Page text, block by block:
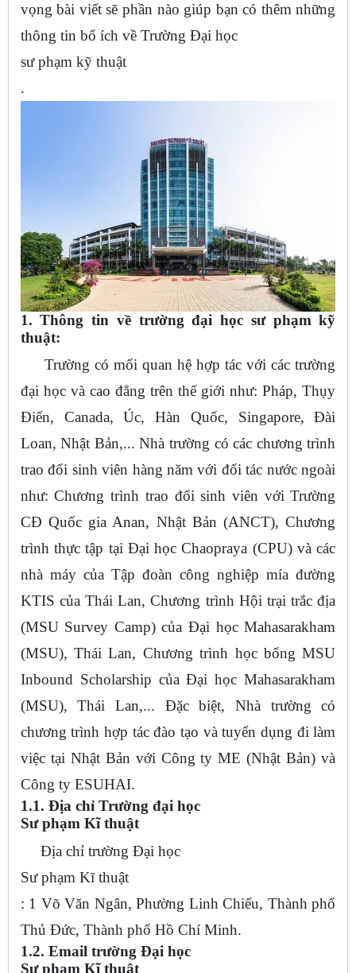
vọng bài viết sẽ phần nào giúp bạn có thêm những
thông tin bổ ích về Trường Đại học
sư phạm kỹ thuật
.
1. Thông tin về trường đại học sư phạm kỹ
thuật:
Trường có mối quan hệ hợp tác với các trường
đại học và cao đẳng trên thế giới như: Pháp, Thụy
Điển, Canada, Úc, Hàn Quốc, Singapore, Đài
Loan, Nhật Bản,... Nhà trường có các chương trình
trao đổi sinh viên hàng năm với đối tác nước ngoài
như: Chương trình trao đổi sinh viên với Trường
CĐ Quốc gia Anan, Nhật Bản (ANCT), Chương
trình thực tập tại Đại học Chaopraya (CPU) và các
nhà máy của Tập đoàn công nghiệp mía đường
KTIS của Thái Lan, Chương trình Hội trại trắc địa
(MSU Survey Camp) của Đại học Mahasarakham
(MSU), Thái Lan, Chương trình học bổng MSU
Inbound Scholarship của Đại học Mahasarakham
(MSU), Thái Lan,... Đặc biệt, Nhà trường có
chương trình hợp tác đào tạo và tuyển dụng đi làm
việc tại Nhật Bản với Công ty ME (Nhật Bản) và
Công ty ESUHAI.
1.1. Địa chỉ Trường đại học
Sư phạm Kĩ thuật
Địa chỉ trường Đại học
Sư phạm Kĩ thuật
: 1 Võ Văn Ngân, Phường Linh Chiểu, Thành phố
Thủ Đức, Thành phố Hồ Chí Minh.
1.2. Email trường Đại học
Sư phạm Kĩ thuật